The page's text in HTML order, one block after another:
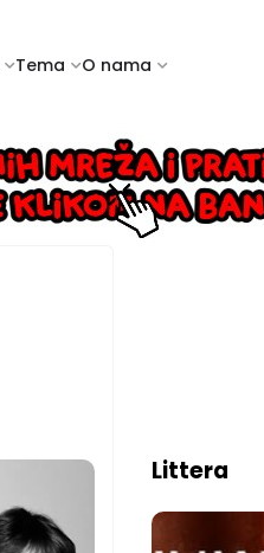
Tema O nama
Littera